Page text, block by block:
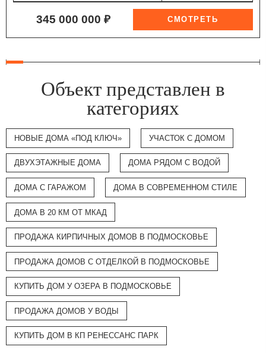
345 000 000 ₽
Объект представлен в
категориях
НОВЫЕ ДОМА «ПОД КЛЮЧ» УЧАСТОК С ДОМОМ
ДВУХЭТАЖНЫЕ ДОМА ДОМА РЯДОМ С ВОДОЙ
ДОМА С ГАРАЖОМ ДОМА В СОВРЕМЕННОМ СТИЛЕ
ДОМА В 20 КМ ОТ МКАД
ПРОДАЖА КИРПИЧНЫХ ДОМОВ В ПОДМОСКОВЬЕ
ПРОДАЖА ДОМОВ С ОТДЕЛКОЙ В ПОДМОСКОВЬЕ
КУПИТЬ ДОМ У ОЗЕРА В ПОДМОСКОВЬЕ
ПРОДАЖА ДОМОВ У ВОДЫ
КУПИТЬ ДОМ В КП РЕНЕССАНС ПАРК